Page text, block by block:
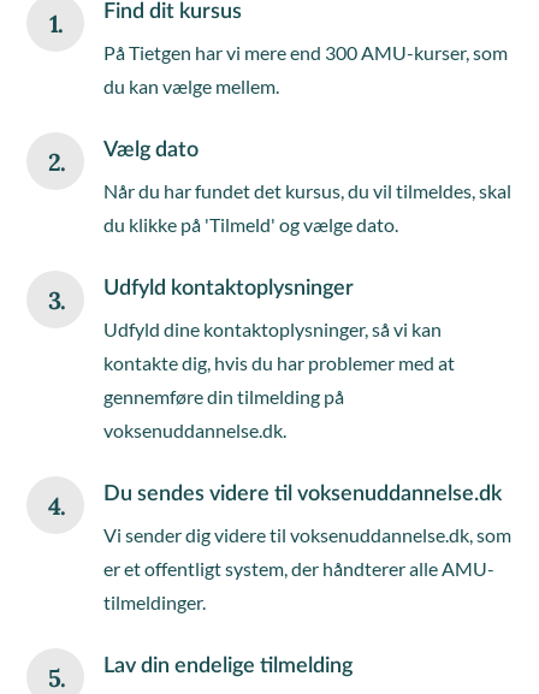
1. Find dit kursus
På Tietgen har vi mere end 300 AMU-kurser, som
du kan vælge mellem.
2. Vælg dato
Når du har fundet det kursus, du vil tilmeldes, skal
du klikke på 'Tilmeld' og vælge dato.
3. Udfyld kontaktoplysninger
Udfyld dine kontaktoplysninger, så vi kan
kontakte dig, hvis du har problemer med at
gennemføre din tilmelding på
voksenuddannelse.dk.
4. Du sendes videre til voksenuddannelse.dk
Vi sender dig videre til voksenuddannelse.dk, som
er et offentligt system, der håndterer alle AMU-
tilmeldinger.
5. Lav din endelige tilmelding